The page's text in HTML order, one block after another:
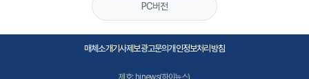
PC버전
매체소개기사제보광고문의개인정보처리방침